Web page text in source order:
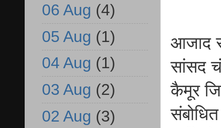
आजाद
सांसद
कैमूर
06 Aug (4)
05 Aug (1)
04 Aug (1)
03 Aug (2)
02 Aug (3)